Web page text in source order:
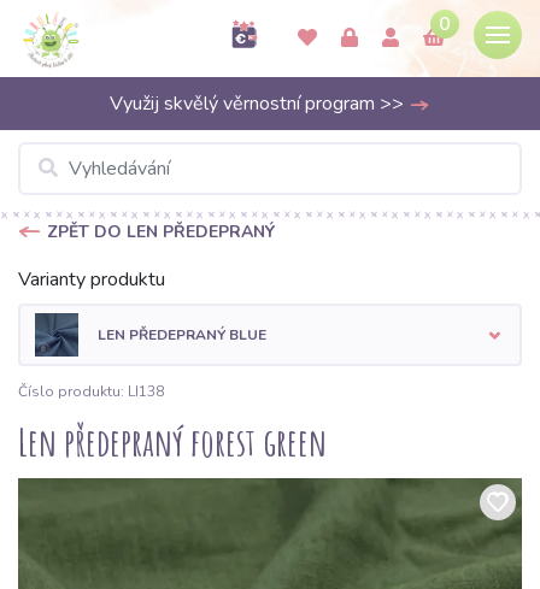
0
Využij skvělý věrnostní program >>
ZPĚT DO LEN PŘEDEPRANÝ
Varianty produktu
LEN PŘEDEPRANÝ BLUE
Číslo produktu: LI138
Len předepraný forest green